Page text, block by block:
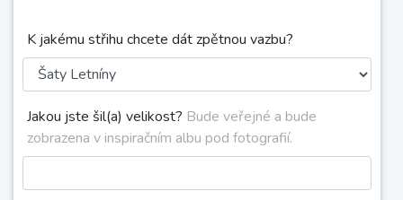
K jakému střihu chcete dát zpětnou vazbu?
Jakou jste šil(a) velikost? Bude veřejné a bude
zobrazena v inspiračním albu pod fotografií.